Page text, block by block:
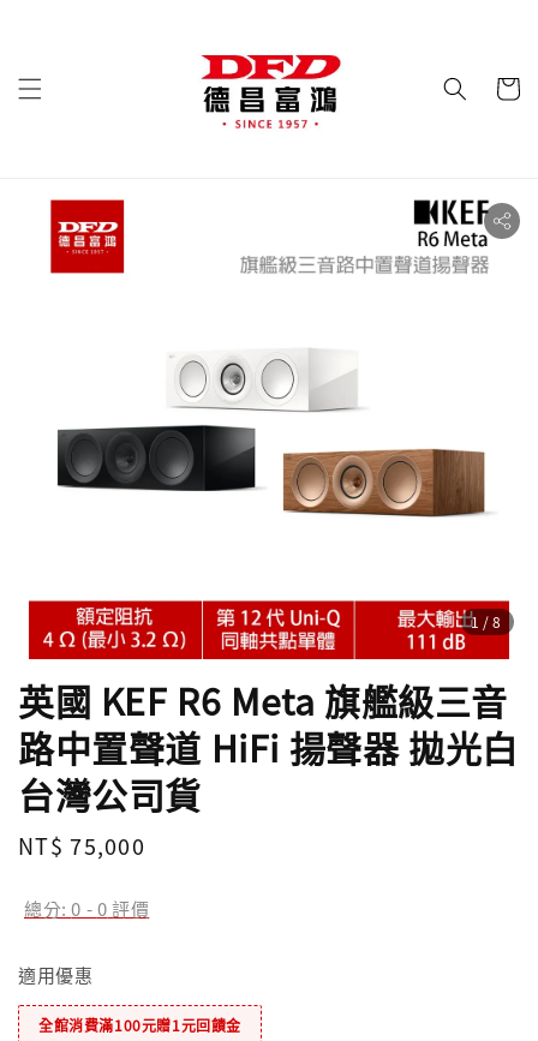
1 /8
英國 KEF R6 Meta 旗艦級三音
路中置聲道 HiFi 揚聲器 拋光白
台灣公司貨
Regular
NT$ 75,000
總分:0 -0評價
適用優惠
全館消費滿100元贈1元回饋金